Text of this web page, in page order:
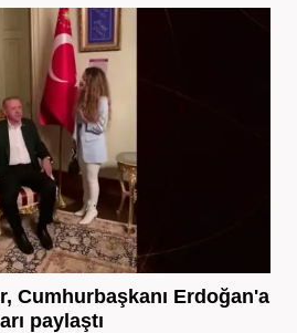
Cumhurbaşkanı Erdoğan'a
paylaştı